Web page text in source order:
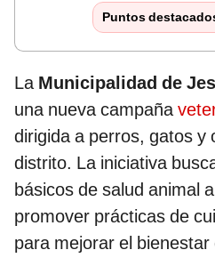
Puntos
La Municipalidad de
una nueva campaña
dirigida a perros, gatos y
distrito. La iniciativa
básicos de salud animal
promover prácticas de
para mejorar el